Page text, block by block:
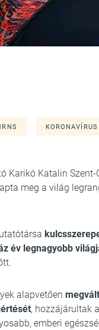
Karikó Katalin
meg a világ
év legnagyobb
alapvetően
, hozzájárultak
emberi